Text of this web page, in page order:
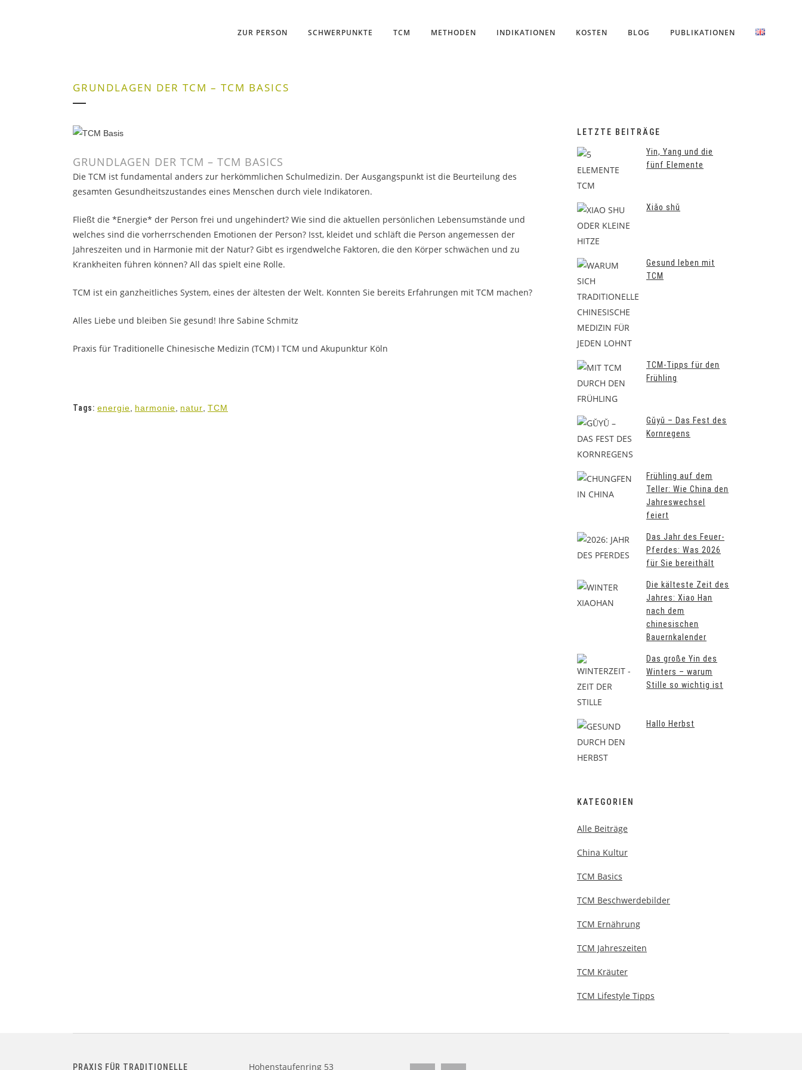
ZUR PERSON SCHWERPUNKTE TCM METHODEN INDIKATIONEN KOSTEN BLOG PUBLIKATIONEN
GRUNDLAGEN DER TCM – TCM BASICS
GRUNDLAGEN DER TCM – TCM BASICS
Die TCM ist fundamental anders zur herkömmlichen Schulmedizin. Der Ausgangspunkt ist die Beurteilung des
gesamten Gesundheitszustandes eines Menschen durch viele Indikatoren.
Fließt die *Energie* der Person frei und ungehindert? Wie sind die aktuellen persönlichen Lebensumstände und
welches sind die vorherrschenden Emotionen der Person? Isst, kleidet und schläft die Person angemessen der
Jahreszeiten und in Harmonie mit der Natur? Gibt es irgendwelche Faktoren, die den Körper schwächen und zu
Krankheiten führen können? All das spielt eine Rolle.
TCM ist ein ganzheitliches System, eines der ältesten der Welt. Konnten Sie bereits Erfahrungen mit TCM machen?
Alles Liebe und bleiben Sie gesund! Ihre Sabine Schmitz
Praxis für Traditionelle Chinesische Medizin (TCM) I TCM und Akupunktur Köln
Tags: energie harmonie natur TCM
LETZTE BEITRÄGE
Yin, Yang und die
fünf Elemente
Xiǎo shǔ
Gesund leben mit
TCM
TCM-Tipps für den
Frühling
Gǔyǔ – Das Fest des
Kornregens
Frühling auf dem
Teller: Wie China den
Jahreswechsel
feiert
Das Jahr des Feuer-
Pferdes: Was 2026
für Sie bereithält
Die kälteste Zeit des
Jahres: Xiao Han
nach dem
chinesischen
Bauernkalender
Das große Yin des
Winters – warum
Stille so wichtig ist
Hallo Herbst
KATEGORIEN
Alle Beiträge
China Kultur
TCM Basics
TCM Beschwerdebilder
TCM Ernährung
TCM Jahreszeiten
TCM Kräuter
TCM Lifestyle Tipps
PRAXIS FÜR TRADITIONELLE Hohenstaufenring 53